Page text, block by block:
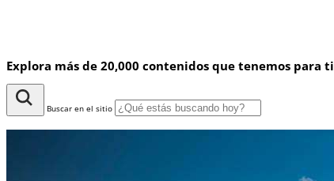
Explora más de 20,000 contenidos que tenemos para ti
Buscar en el sitio